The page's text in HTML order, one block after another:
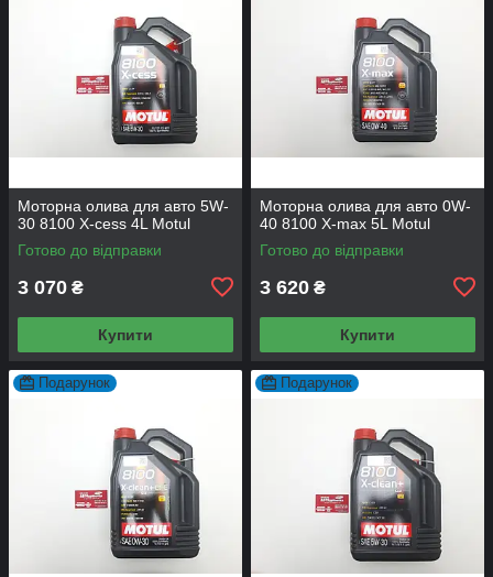
Моторна олива для авто 5W-
30 8100 X-cess 4L Motul
Готово до відправки
3 070 ₴
Купити
Моторна олива для авто 0W-
40 8100 X-max 5L Motul
Готово до відправки
3 620 ₴
Купити
Подарунок Подарунок